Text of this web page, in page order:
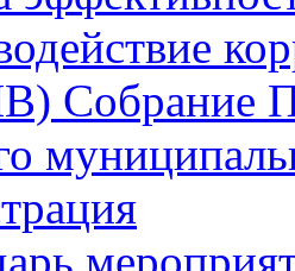
Собрание